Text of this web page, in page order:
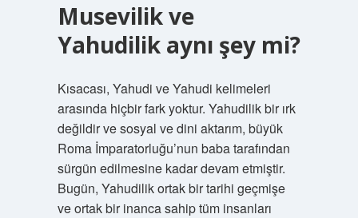
Musevilik ve
Yahudilik aynı şey mi?
Kısacası, Yahudi ve Yahudi kelimeleri
arasında hiçbir fark yoktur. Yahudilik bir ırk
değildir ve sosyal ve dini aktarım, büyük
Roma İmparatorluğu’nun baba tarafından
sürgün edilmesine kadar devam etmiştir.
Bugün, Yahudilik ortak bir tarihi geçmişe
ve ortak bir inanca sahip tüm insanları